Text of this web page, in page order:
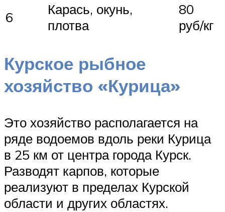
6
Карась, окунь,
плотва
80
руб/кг
Курское рыбное
хозяйство «Курица»
Это хозяйство располагается на
ряде водоемов вдоль реки Курица
в 25 км от центра города Курск.
Разводят карпов, которые
реализуют в пределах Курской
области и других областях.